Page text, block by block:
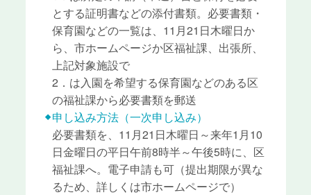
とする証明書などの添付書類。必要書類・
保育園などの一覧は、11月21日木曜日か
ら、市ホームページか区福祉課、出張所、
上記対象施設で
2．は入園を希望する保育園などのある区
の福祉課から必要書類を郵送
申し込み方法（一次申し込み）
必要書類を、11月21日木曜日～来年1月10
日金曜日の平日午前8時半～午後5時に、区
福祉課へ。電子申請も可（提出期限が異な
るため、詳しくは市ホームページで）